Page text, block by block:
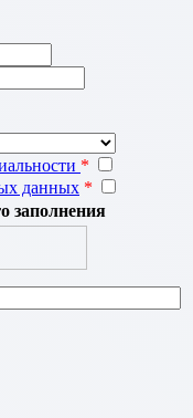
*
данных *
заполнения